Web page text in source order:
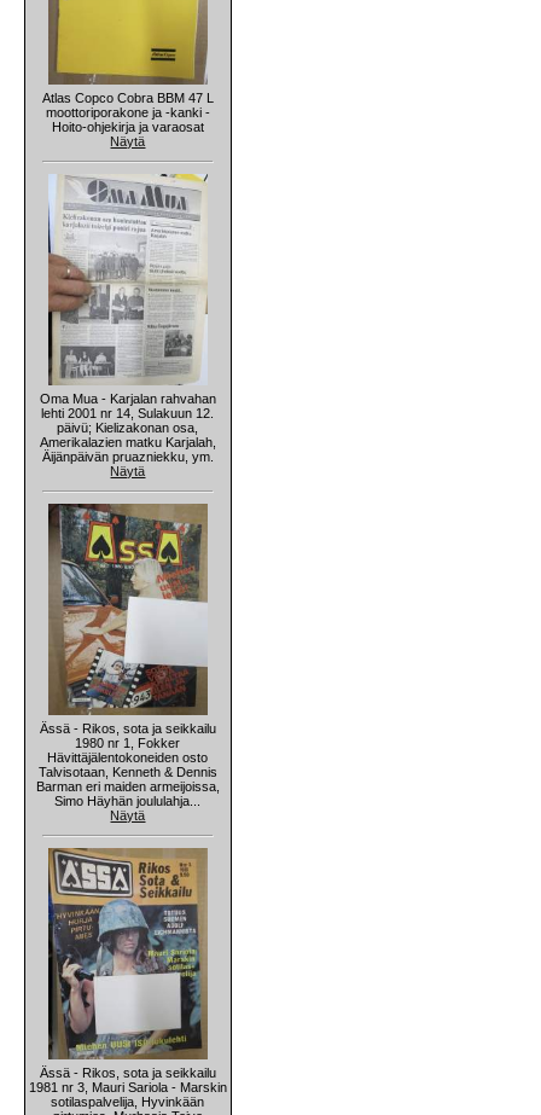
Atlas Copco Cobra BBM 47 L
moottoriporakone ja -kanki -
Hoito-ohjekirja ja varaosat
Näytä
Oma Mua - Karjalan rahvahan
lehti 2001 nr 14, Sulakuun 12.
päivü; Kielizakonan osa,
Amerikalazien matku Karjalah,
Äijänpäivän pruazniekku, ym.
Näytä
Ässä - Rikos, sota ja seikkailu
1980 nr 1, Fokker
Hävittäjälentokoneiden osto
Talvisotaan, Kenneth & Dennis
Barman eri maiden armeijoissa,
Simo Häyhän joululahja...
Näytä
Ässä - Rikos, sota ja seikkailu
1981 nr 3, Mauri Sariola - Marskin
sotilaspalvelija, Hyvinkään